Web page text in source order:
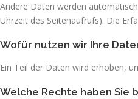
Andere Daten werden
Uhrzeit des Seitenaufrufs). Die
Wofür nutzen wir Ihre
Ein Teil der Daten wird erhoben,
Welche Rechte haben Sie